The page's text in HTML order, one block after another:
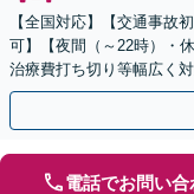
【全国対応】【交通事故
可】【夜間（～22時）・
治療費打ち切り等幅広く
らえるよう尽力します。
電話でお問い合